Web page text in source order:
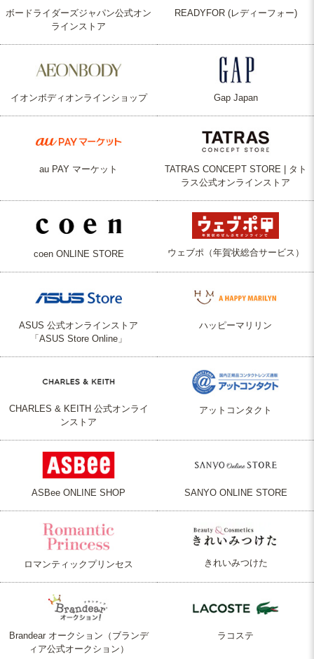
ボードライダーズジャパン公式オン
ラインストア
READYFOR (レディーフォー)
イオンボディオンラインショップ Gap Japan
au PAY マーケット
TATRAS CONCEPT STORE | タト
ラス公式オンラインストア
coen ONLINE STORE ウェブポ（年賀状総合サービス）
ASUS 公式オンラインストア
「ASUS Store Online」
ハッピーマリリン
CHARLES & KEITH 公式オンライ
ンストア
アットコンタクト
ASBee ONLINE SHOP SANYO ONLINE STORE
ロマンティックプリンセス きれいみつけた
Brandear オークション（ブランデ
ィア公式オークション）
ラコステ